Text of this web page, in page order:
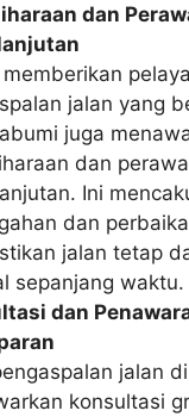
dan
memberikan
jalan yang
juga
dan
Ini
dan
jalan tetap
sepanjang waktu.
dan
jalan
konsultasi